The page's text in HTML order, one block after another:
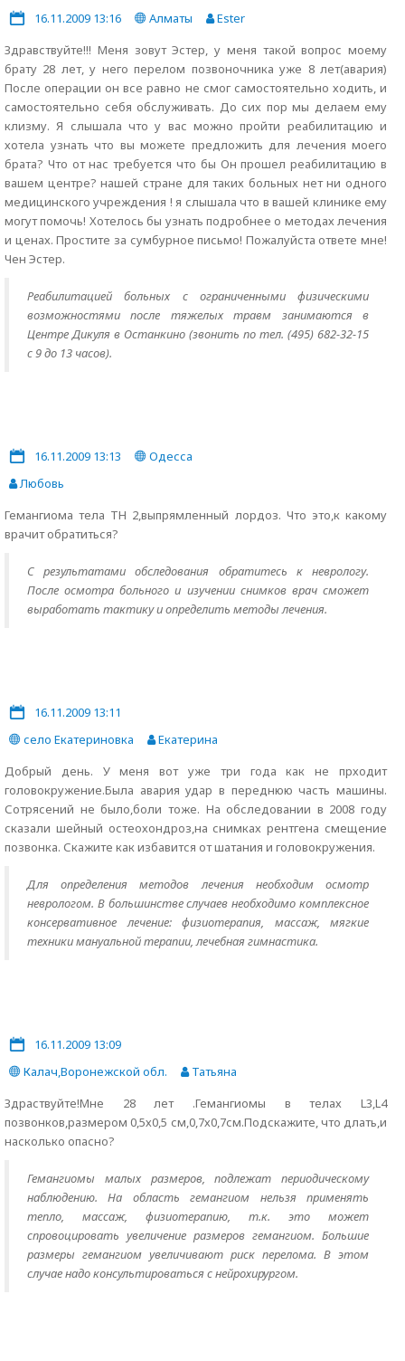
16.11.2009 13:16 Алматы
Ester
Здравствуйте!!! Меня зовут Эстер, у меня такой вопрос моему
брату 28 лет, у него перелом позвоночника уже 8 лет(авария)
После операции он все равно не смог самостоятельно ходить, и
самостоятельно себя обслуживать. До сих пор мы делаем ему
клизму. Я слышала что у вас можно пройти реабилитацию и
хотела узнать что вы можете предложить для лечения моего
брата? Что от нас требуется что бы Он прошел реабилитацию в
вашем центре? нашей стране для таких больных нет ни одного
медицинского учреждения ! я слышала что в вашей клинике ему
могут помочь! Хотелось бы узнать подробнее о методах лечения
и ценах. Простите за сумбурное письмо! Пожалуйста ответе мне!
Чен Эстер.
Реабилитацией больных с ограниченными физическими
возможностями после тяжелых травм занимаются в
Центре Дикуля в Останкино (звонить по тел. (495) 682-32-15
с 9 до 13 часов).
16.11.2009 13:13
Одесса
Любовь
Гемангиома тела ТН 2,выпрямленный лордоз. Что это,к какому
врачит обратиться?
С результатами обследования обратитесь к неврологу.
После осмотра больного и изучении снимков врач сможет
выработать тактику и определить методы лечения.
16.11.2009 13:11
село Екатериновка
Екатерина
Добрый день. У меня вот уже три года как не прходит
головокружение.Была авария удар в переднюю часть машины.
Сотрясений не было,боли тоже. На обследовании в 2008 году
сказали шейный остеохондроз,на снимках рентгена смещение
позвонка. Скажите как избавится от шатания и головокружения.
Для определения методов лечения необходим осмотр
неврологом. В большинстве случаев необходимо комплексное
консервативное лечение: физиотерапия, массаж, мягкие
техники мануальной терапии, лечебная гимнастика.
16.11.2009 13:09
Калач,Воронежской обл.
Татьяна
Здраствуйте!Мне 28 лет .Гемангиомы в телах L3,L4
позвонков,размером 0,5х0,5 см,0,7х0,7см.Подскажите, что длать,и
насколько опасно?
Гемангиомы малых размеров, подлежат периодическому
наблюдению. На область гемангиом нельзя применять
тепло, массаж, физиотерапию, т.к. это может
спровоцировать увеличение размеров гемангиом. Большие
размеры гемангиом увеличивают риск перелома. В этом
случае надо консультироваться с нейрохирургом.